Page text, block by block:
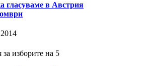
гласуваме в Австрия